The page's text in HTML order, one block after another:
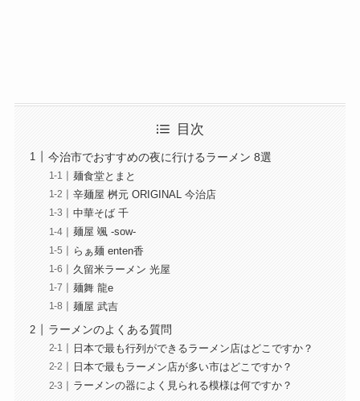
目次
今治市でおすすめの夜に行けるラーメン 8選
麺食堂とまと
辛麺屋 桝元 ORIGINAL 今治店
中華そば 千
麺屋 颯 -sow-
らぁ麺 enten香
久留米ラーメン 光屋
麺舞 龍e
麺屋 武吉
ラーメンのよくある質問
日本で最も行列ができるラーメン店はどこですか？
日本で最もラーメン店が多い市はどこですか？
ラーメンの器によく見られる模様は何ですか？